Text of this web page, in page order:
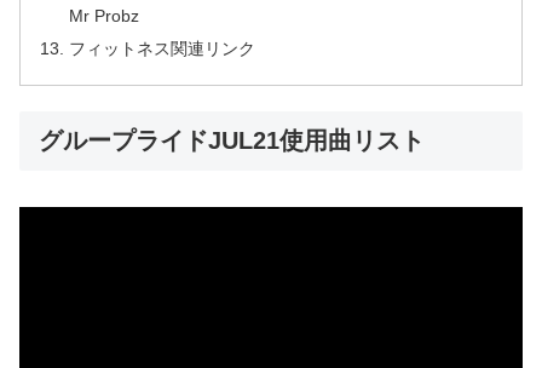
Mr Probz
フィットネス関連リンク
グループライドJUL21使用曲リスト